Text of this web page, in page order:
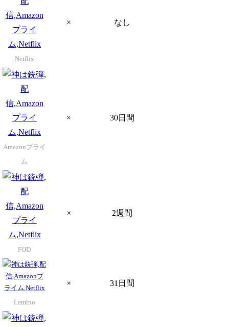
Netflix
× なし
Amazonプライ
ム
× 30日間
FOD
× 2週間
Lemino
× 31日間